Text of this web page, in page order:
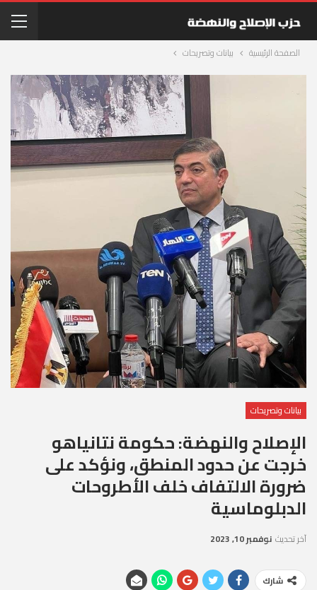
الصفحة الرئيسية بيانات وتصريحات
بيانات وتصريحات
الإصلاح والنهضة: حكومة نتانياهو
خرجت عن حدود المنطق، ونؤكد على
ضرورة الالتفاف خلف الأطروحات
الدبلوماسية
آخر تحديث نوفمبر 10, 2023
شارك